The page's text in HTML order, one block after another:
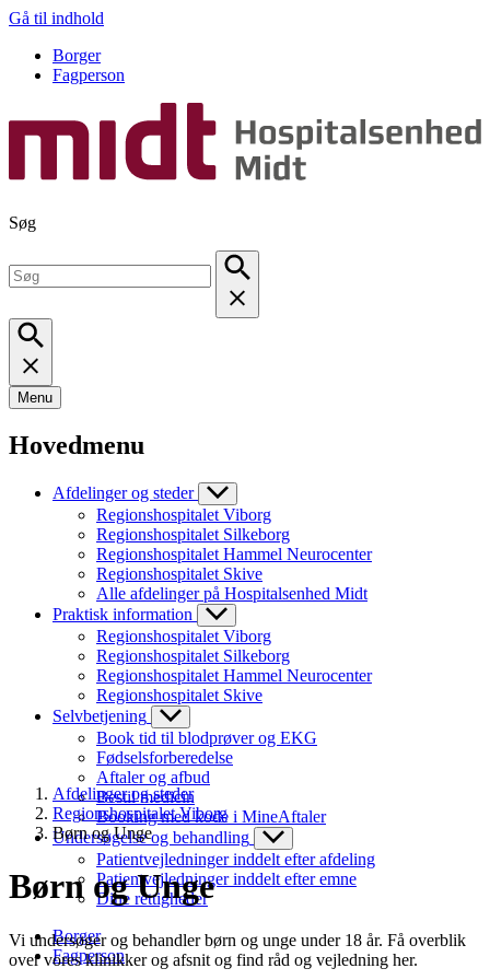
Gå til indhold
Borger
Fagperson
Søg
Menu
Hovedmenu
Afdelinger og steder
Regionshospitalet Viborg
Regionshospitalet Silkeborg
Regionshospitalet Hammel Neurocenter
Regionshospitalet Skive
Alle afdelinger på Hospitalsenhed Midt
Praktisk information
Regionshospitalet Viborg
Regionshospitalet Silkeborg
Regionshospitalet Hammel Neurocenter
Regionshospitalet Skive
Selvbetjening
Book tid til blodprøver og EKG
Fødselsforberedelse
Aftaler og afbud
Bestil medicin
Booking med kode i MineAftaler
Undersøgelse og behandling
Patientvejledninger inddelt efter afdeling
Patientvejledninger inddelt efter emne
Dine rettigheder
Borger
Fagperson
Afdelinger og steder
Regionshospitalet Viborg
Børn og Unge
Børn og Unge
Vi undersøger og behandler børn og unge under 18 år. Få overblik
over vores klinikker og afsnit og find råd og vejledning her.